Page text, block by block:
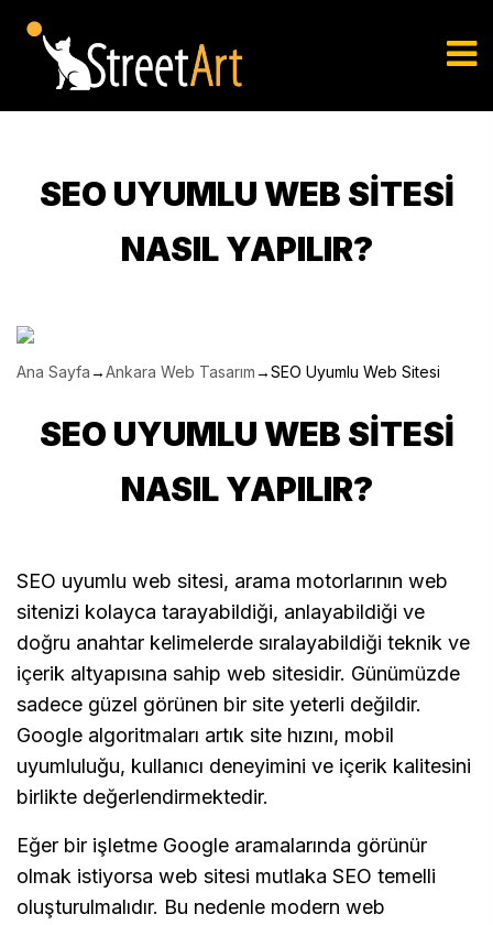
SEO UYUMLU WEB SITESI
NASIL YAPILIR?
Ana Sayfa→Ankara Web Tasarım→SEO Uyumlu Web Sitesi
SEO UYUMLU WEB SITESI
NASIL YAPILIR?
SEO uyumlu web sitesi, arama motorlarının web
sitenizi kolayca tarayabildiği, anlayabildiği ve
doğru anahtar kelimelerde sıralayabildiği teknik ve
içerik altyapısına sahip web sitesidir. Günümüzde
sadece güzel görünen bir site yeterli değildir.
Google algoritmaları artık site hızını, mobil
uyumluluğu, kullanıcı deneyimini ve içerik kalitesini
birlikte değerlendirmektedir.
Eğer bir işletme Google aramalarında görünür
olmak istiyorsa web sitesi mutlaka SEO temelli
oluşturulmalıdır. Bu nedenle modern web